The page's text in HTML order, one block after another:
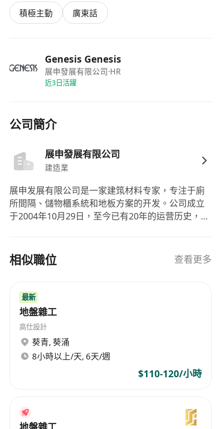
積極主動 廣東話
Genesis Genesis
展申發展有限公司·HR
近3日活躍
公司簡介
展申發展有限公司
建造業
展申发展有限公司是一家建筑材料专家，专注于廁
所間隔、儲物櫃系統和地板方案的开发。公司成立
于2004年10月29日，至今已有20年的运营历史，为
高端品牌的卓越产品质量、出色的技术顾问和专业
的安装服务。 Excellence Development Limited is
development of toilet partitions, storage cabinet
systems, and floor solutions. The company was
established on October 29, 2004, boasting over
two decades of operational history. It has been
providing comprehensive solutions to Hong
Kong's architects and designers for more than
20 years. As a distributor of international high-
outstanding technical consultancy services, and
professional installation services.
相似職位 查看更多
最新
地盤雜工
高仕設計
葵青, 葵涌
8小時以上/天, 6天/週
$110-120/小時